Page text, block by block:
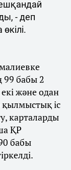
- деп
99 бабы 2
және одан
іс
карталарды
ҚР
бабы